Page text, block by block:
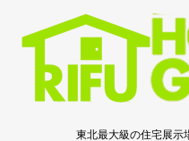
東北最大級の住宅展示